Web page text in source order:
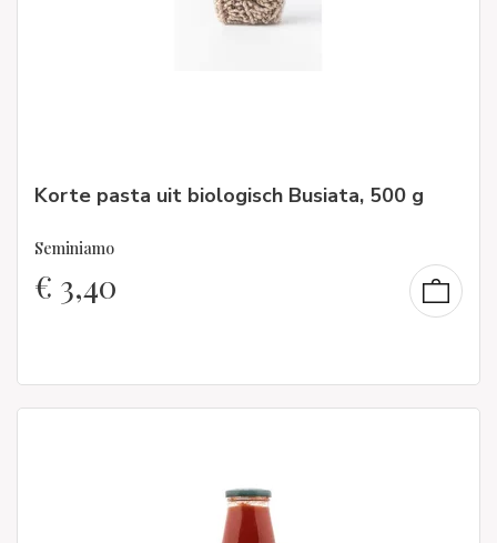
Korte pasta uit biologisch Busiata, 500 g
Seminiamo
€ 3,40